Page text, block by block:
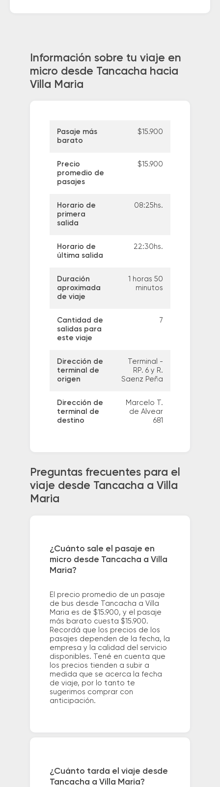
Información sobre tu viaje en
micro desde Tancacha hacia
Villa Maria
Pasaje más
barato
$15.900
Precio
promedio de
pasajes
$15.900
Horario de
primera
salida
08:25hs.
Horario de
última salida
22:30hs.
Duración
aproximada
de viaje
1 horas 50
minutos
Cantidad de
salidas para
este viaje
7
Dirección de
terminal de
origen
Terminal -
RP. 6 y R.
Saenz Peña
Dirección de
terminal de
destino
Marcelo T.
de Alvear
681
Preguntas frecuentes para el
viaje desde Tancacha a Villa
Maria
¿Cuánto sale el pasaje en
micro desde Tancacha a Villa
Maria?
El precio promedio de un pasaje
de bus desde Tancacha a Villa
Maria es de $15.900, y el pasaje
más barato cuesta $15.900.
Recordá que los precios de los
pasajes dependen de la fecha, la
empresa y la calidad del servicio
disponibles. Tené en cuenta que
los precios tienden a subir a
medida que se acerca la fecha
de viaje, por lo tanto te
sugerimos comprar con
anticipación.
¿Cuánto tarda el viaje desde
Tancacha a Villa Maria?